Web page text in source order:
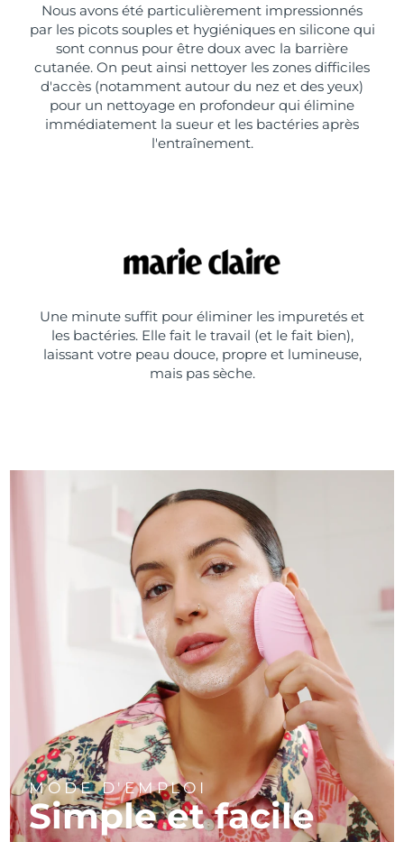
Nous avons été particulièrement impressionnés
par les picots souples et hygiéniques en silicone qui
sont connus pour être doux avec la barrière
cutanée. On peut ainsi nettoyer les zones difficiles
d'accès (notamment autour du nez et des yeux)
pour un nettoyage en profondeur qui élimine
immédiatement la sueur et les bactéries après
l'entraînement.
Une minute suffit pour éliminer les impuretés et
les bactéries. Elle fait le travail (et le fait bien),
laissant votre peau douce, propre et lumineuse,
mais pas sèche.
MODE D'EMPLOI
Simple et facile